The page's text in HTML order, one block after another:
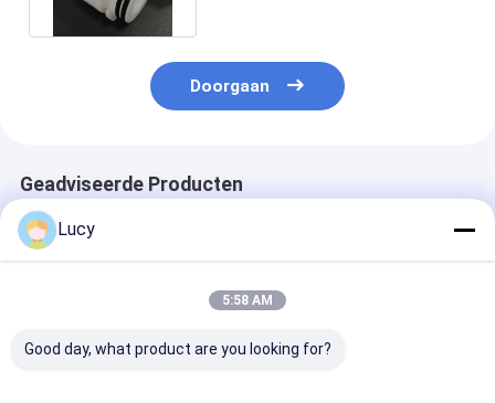
Doorgaan
Geadviseerde Producten
Lucy
5:58 AM
Good day, what product are you looking for?